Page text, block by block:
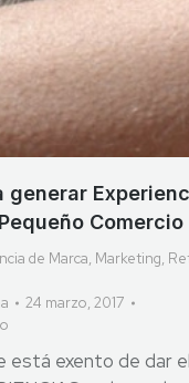
generar
Comercio
de Marca, Marketing,
24 marzo, 2017
está exento de dar